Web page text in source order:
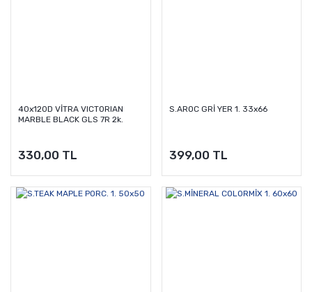
40x120D VİTRA VICTORIAN
MARBLE BLACK GLS 7R 2k.
330,00 TL
S.AROC GRİ YER 1. 33x66
399,00 TL